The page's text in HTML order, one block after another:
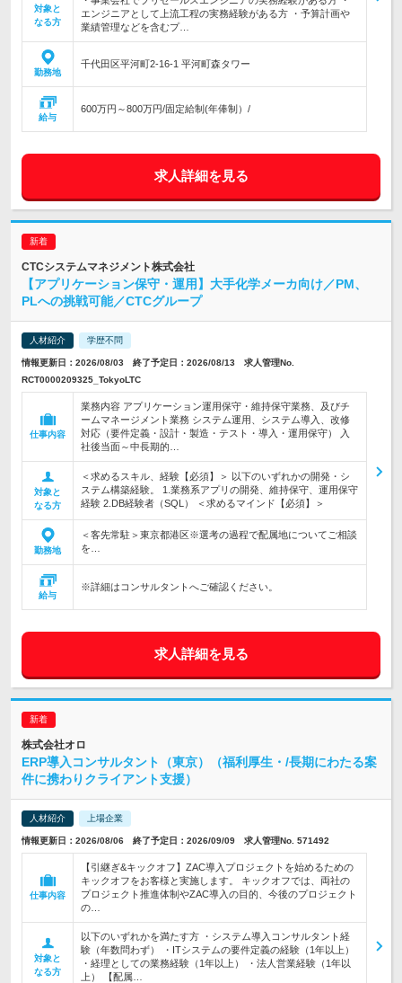
対象と
なる方
エンジニアとして上流工程の実務経験がある方 ・予算計画や
業績管理などを含むプ…
勤務地
千代田区平河町2-16-1 平河町森タワー
給与
600万円～800万円/固定給制(年俸制）/
求人詳細を見る
CTCシステムマネジメント株式会社
【アプリケーション保守・運用】大手化学メーカ向け／PM、
PLへの挑戦可能／CTCグループ
人材紹介 学歴不問
情報更新日：2026/08/03 終了予定日：2026/08/13 求人管理No.
RCT0000209325_TokyoLTC
仕事内容
業務内容 アプリケーション運用保守・維持保守業務、及びチ
ームマネージメント業務 システム運用、システム導入、改修
対応（要件定義・設計・製造・テスト・導入・運用保守） 入
社後当面～中長期的…
対象と
なる方
＜求めるスキル、経験【必須】＞ 以下のいずれかの開発・シ
ステム構築経験。 1.業務系アプリの開発、維持保守、運用保守
経験 2.DB経験者（SQL） ＜求めるマインド【必須】＞
勤務地
＜客先常駐＞東京都港区※選考の過程で配属地についてご相談
を…
給与
※詳細はコンサルタントへご確認ください。
求人詳細を見る
株式会社オロ
ERP導入コンサルタント（東京）（福利厚生・/長期にわたる案
件に携わりクライアント支援）
人材紹介 上場企業
情報更新日：2026/08/06 終了予定日：2026/09/09 求人管理No. 571492
仕事内容
【引継ぎ&キックオフ】ZAC導入プロジェクトを始めるための
キックオフをお客様と実施します。 キックオフでは、両社の
プロジェクト推進体制やZAC導入の目的、今後のプロジェクト
の…
対象と
なる方
以下のいずれかを満たす方 ・システム導入コンサルタント経
験（年数問わず） ・ITシステムの要件定義の経験（1年以上）
・経理としての業務経験（1年以上） ・法人営業経験（1年以
上） 【配属…